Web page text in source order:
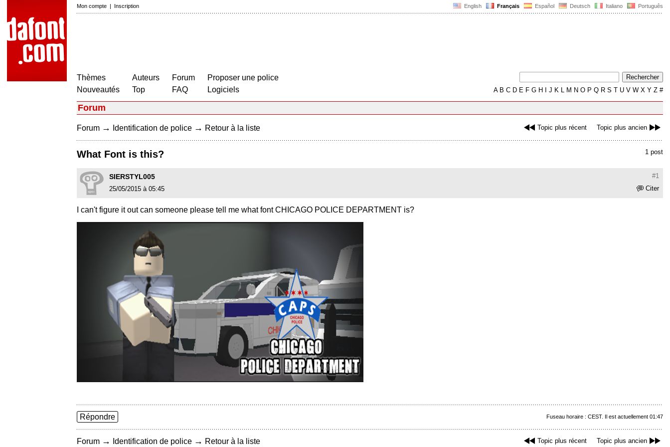
English Français Español Deutsch Italiano Português
Mon compte | Inscription
Thèmes
Nouveautés
Auteurs
Top
Forum
FAQ
Proposer une police
Logiciels
AB C D E F G H J K L M N O P Q R S T U V W X Y Z #
Forum
Topic plus récent Topic plus ancien
Forum → Identification de police → Retour à la liste
1 post
What Font is this?
#1
SIERSTYL005
Citer
25/05/2015 à 05:45
I can't figure it out can someone please tell me what font CHICAGO POLICE DEPARTMENT is?
Fuseau horaire : CEST. Il est actuellement 01:47
Répondre
Topic plus récent Topic plus ancien
Forum → Identification de police → Retour à la liste